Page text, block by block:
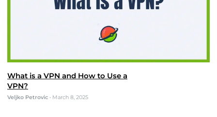
What is a VPN and How to Use a
VPN?
Veljko Petrovic • March 8, 2025